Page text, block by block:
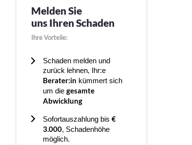
Melden Sie
uns Ihren Schaden
Ihre Vorteile:
Schaden melden und
zurück lehnen, Ihr:e
Berater:in kümmert sich
um die gesamte
Abwicklung
Sofortauszahlung bis €
3.000, Schadenhöhe
möglich.